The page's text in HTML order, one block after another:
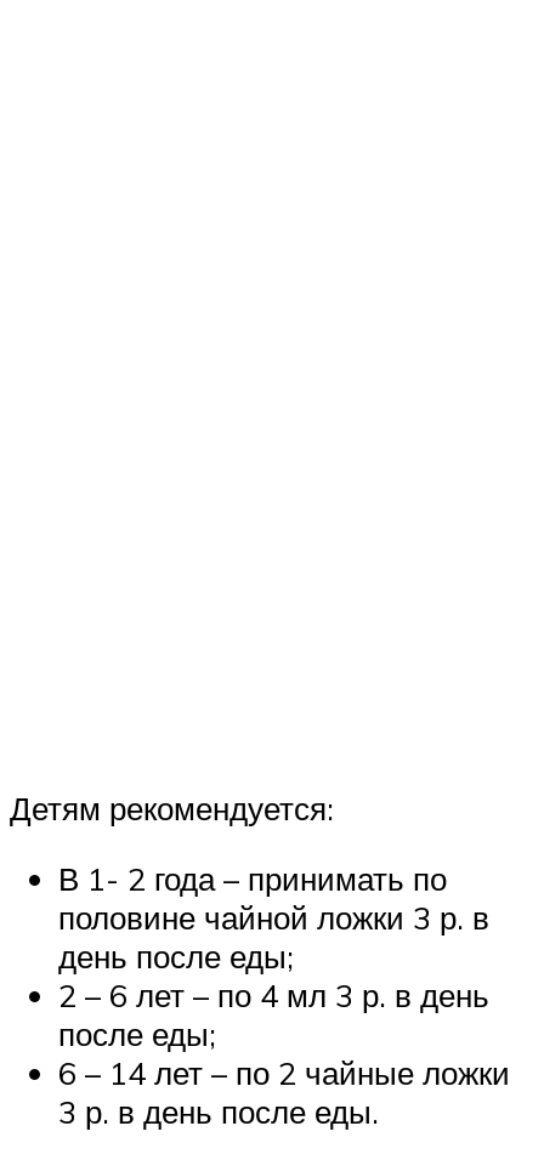
Детям рекомендуется:
В 1- 2 года – принимать по
половине чайной ложки 3 р. в
день после еды;
2 – 6 лет – по 4 мл 3 р. в день
после еды;
6 – 14 лет – по 2 чайные ложки
3 р. в день после еды.